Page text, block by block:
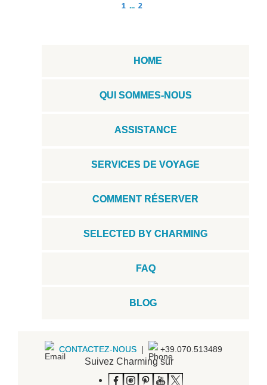
1 ... 2
HOME
QUI SOMMES-NOUS
ASSISTANCE
SERVICES DE VOYAGE
COMMENT RÉSERVER
SELECTED BY CHARMING
FAQ
BLOG
CONTACTEZ-NOUS | +39.070.513489
Suivez Charming sur